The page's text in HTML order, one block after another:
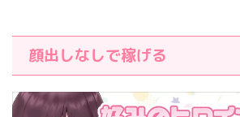
顔出しなしで稼げる